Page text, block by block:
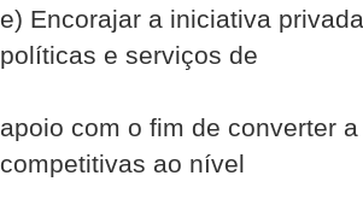
e) Encorajar a iniciativa
políticas e serviços de
apoio com o fim de converter
competitivas ao nível